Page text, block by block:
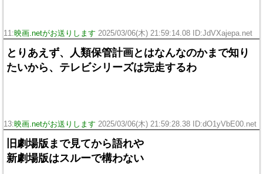
11:映画.netがお送りします 2025/03/06(木) 21:59:14.08 ID:JdVXajepa.net
とりあえず、人類保管計画とはなんなのかまで知り
たいから、テレビシリーズは完走するわ
13:映画.netがお送りします 2025/03/06(木) 21:59:28.38 ID:dO1yVbE00.net
旧劇場版まで見てから語れや
新劇場版はスルーで構わない